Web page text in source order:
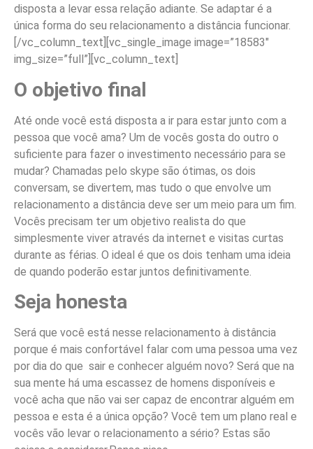
disposta a levar essa relação adiante. Se adaptar é a
única forma do seu relacionamento a distância funcionar.
[/vc_column_text][vc_single_image image=”18583″
img_size=”full”][vc_column_text]
O objetivo final
Até onde você está disposta a ir para estar junto com a
pessoa que você ama? Um de vocês gosta do outro o
suficiente para fazer o investimento necessário para se
mudar? Chamadas pelo skype são ótimas, os dois
conversam, se divertem, mas tudo o que envolve um
relacionamento a distância deve ser um meio para um fim.
Vocês precisam ter um objetivo realista do que
simplesmente viver através da internet e visitas curtas
durante as férias. O ideal é que os dois tenham uma ideia
de quando poderão estar juntos definitivamente.
Seja honesta
Será que você está nesse relacionamento à distância
porque é mais confortável falar com uma pessoa uma vez
por dia do que sair e conhecer alguém novo? Será que na
sua mente há uma escassez de homens disponíveis e
você acha que não vai ser capaz de encontrar alguém em
pessoa e esta é a única opção? Você tem um plano real e
vocês vão levar o relacionamento a sério? Estas são